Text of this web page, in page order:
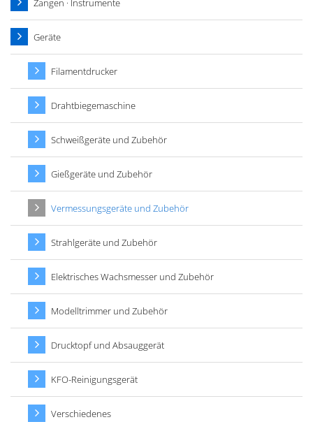
Zangen · Instrumente
Geräte
Filamentdrucker
Drahtbiegemaschine
Schweißgeräte und Zubehör
Gießgeräte und Zubehör
Vermessungsgeräte und Zubehör
Strahlgeräte und Zubehör
Elektrisches Wachsmesser und Zubehör
Modelltrimmer und Zubehör
Drucktopf und Absauggerät
KFO-Reinigungsgerät
Verschiedenes